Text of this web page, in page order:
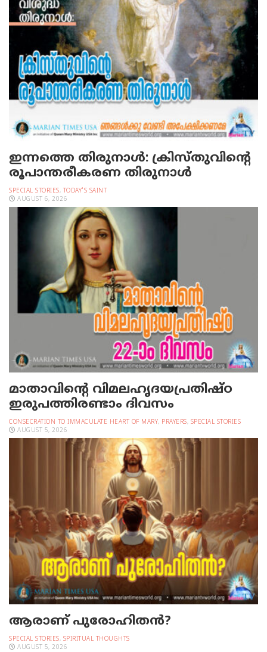
ഇന്നത്തെ തിരുനാള്‍: ക്രിസ്തുവിന്റെ
രൂപാന്തരീകരണ തിരുനാള്‍
SPECIAL STORIES, TODAY'S SAINT
AUGUST 6, 2026
മാതാവിന്റെ വിമലഹൃദയപ്രതിഷ്ഠ
ഇരുപത്തിരണ്ടാം ദിവസം
CONSECRATION TO IMMACULATE HEART OF MARY, PRAYERS, SPECIAL STORIES
AUGUST 5, 2026
ആരാണ് പുരോഹിതൻ?
SPECIAL STORIES, SPIRITUAL THOUGHTS
AUGUST 5, 2026